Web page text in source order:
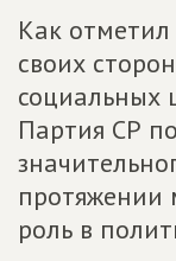
Как
своих
социальных
Партия СР
протяжении
роль в